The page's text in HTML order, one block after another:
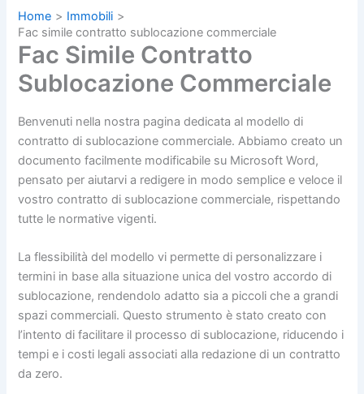
Home
Immobili
Fac simile contratto sublocazione commerciale
Fac Simile Contratto
Sublocazione Commerciale
Benvenuti nella nostra pagina dedicata al modello di
contratto di sublocazione commerciale. Abbiamo creato un
documento facilmente modificabile su Microsoft Word,
pensato per aiutarvi a redigere in modo semplice e veloce il
vostro contratto di sublocazione commerciale, rispettando
tutte le normative vigenti.
La flessibilità del modello vi permette di personalizzare i
termini in base alla situazione unica del vostro accordo di
sublocazione, rendendolo adatto sia a piccoli che a grandi
spazi commerciali. Questo strumento è stato creato con
l’intento di facilitare il processo di sublocazione, riducendo i
tempi e i costi legali associati alla redazione di un contratto
da zero.